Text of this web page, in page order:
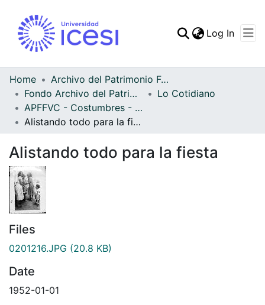
Statistics
Log In
Home
Archivo del Patrimonio Fotográfico y Fílmico del Valle del Cauca
Fondo Archivo del Patrimonio Fotográfico y Fílmico del Valle del Cauca
Lo Cotidiano
APFFVC - Costumbres - Patrimonial
Alistando todo para la fiesta
Alistando todo para la fiesta
Files
0201216.JPG (20.8 KB)
Date
1952-01-01